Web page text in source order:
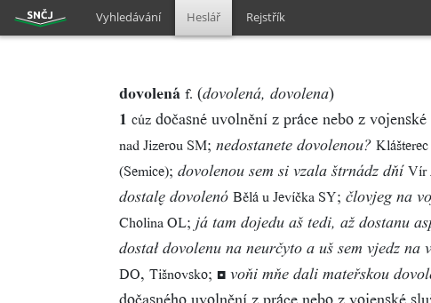
Vyhledávání Heslář Rejstřík
dovolená f. (dovolená, dovolena)
1 cúz dočasné uvolnění z práce nebo z
nad Jizerou SM; nedostanete dovolenou?
(Semice); dovolenou sem si vzala štrnádz dňí Vír
dostal dovolenó Bělá u Jevíčka SY; človjeg na
Cholina OL; já tam dojedu aš tedi, až dostanu
dostał dovolenu na neurčyto a uš sem vjedz na
DO, Tišnovsko; ◘ voňi mňe dali mateřskou